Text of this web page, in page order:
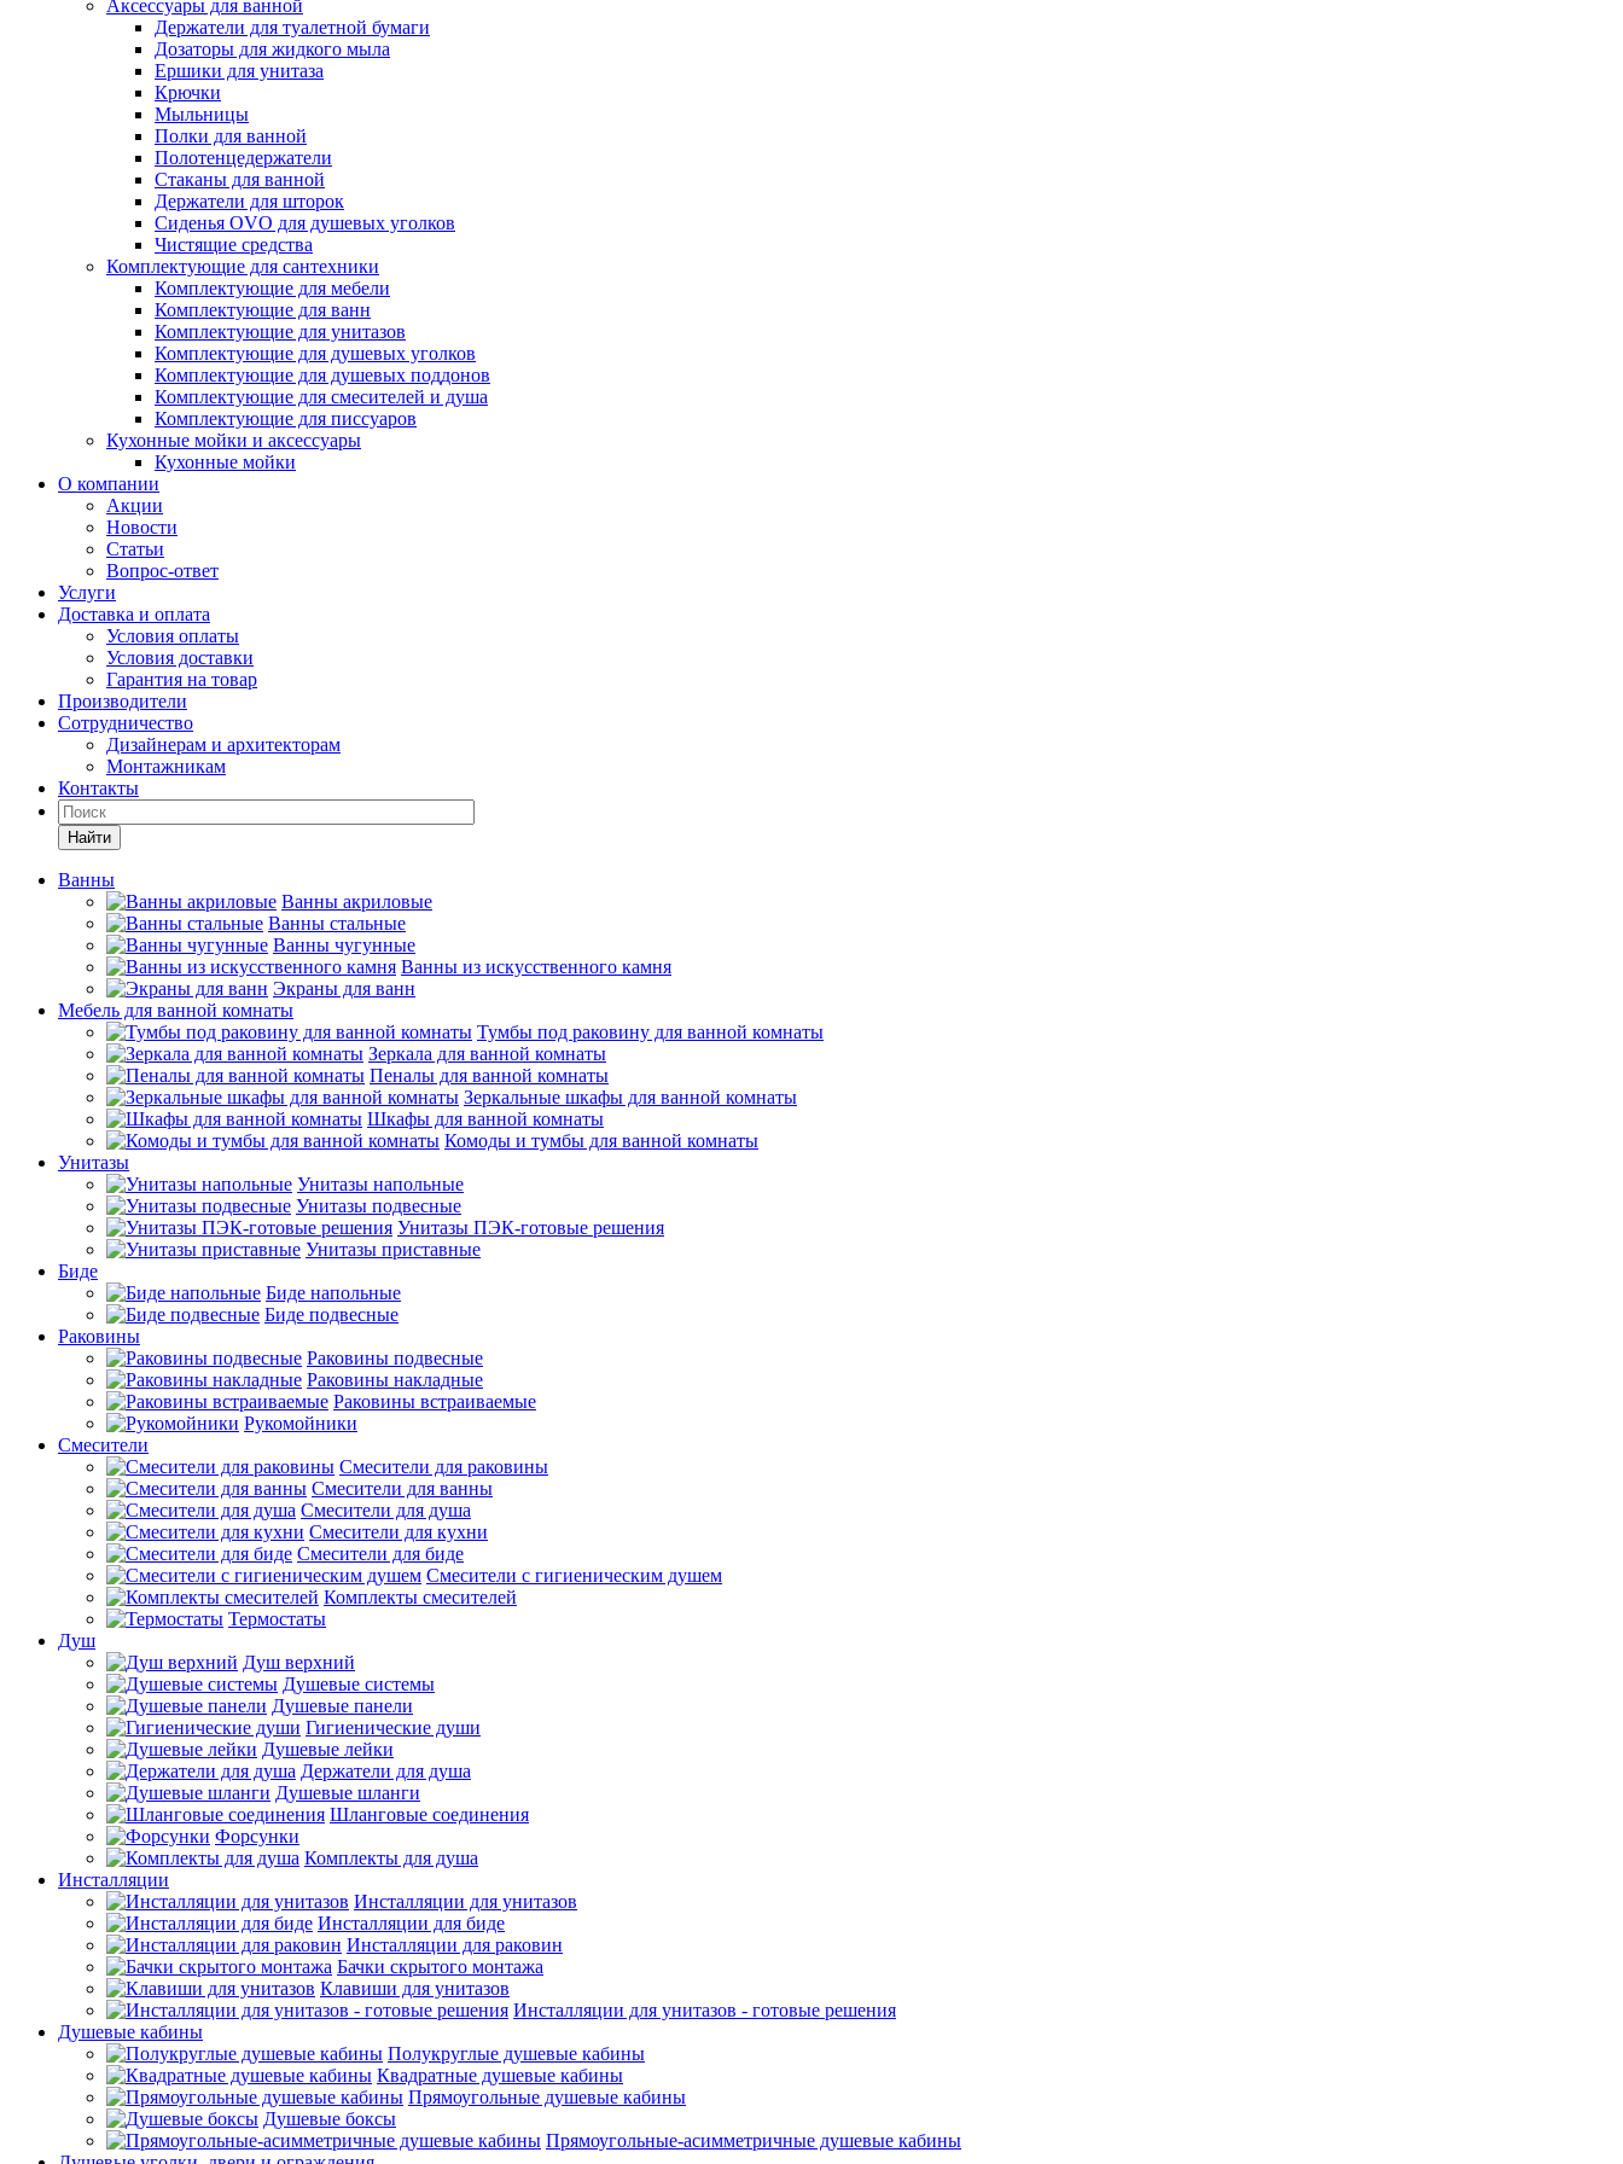
Аксессуары для ванной
Держатели для туалетной бумаги
Дозаторы для жидкого мыла
Ершики для унитаза
Крючки
Мыльницы
Полки для ванной
Полотенцедержатели
Стаканы для ванной
Держатели для шторок
Сиденья OVO для душевых уголков
Чистящие средства
Комплектующие для сантехники
Комплектующие для мебели
Комплектующие для ванн
Комплектующие для унитазов
Комплектующие для душевых уголков
Комплектующие для душевых поддонов
Комплектующие для смесителей и душа
Комплектующие для писсуаров
Кухонные мойки и аксессуары
Кухонные мойки
О компании
Акции
Новости
Статьи
Вопрос-ответ
Услуги
Доставка и оплата
Условия оплаты
Условия доставки
Гарантия на товар
Производители
Сотрудничество
Дизайнерам и архитекторам
Монтажникам
Контакты
Найти
Ванны
Ванны акриловые
Ванны стальные
Ванны чугунные
Ванны из искусственного камня
Экраны для ванн
Мебель для ванной комнаты
Тумбы под раковину для ванной комнаты
Зеркала для ванной комнаты
Пеналы для ванной комнаты
Зеркальные шкафы для ванной комнаты
Шкафы для ванной комнаты
Комоды и тумбы для ванной комнаты
Унитазы
Унитазы напольные
Унитазы подвесные
Унитазы ПЭК-готовые решения
Унитазы приставные
Биде
Биде напольные
Биде подвесные
Раковины
Раковины подвесные
Раковины накладные
Раковины встраиваемые
Рукомойники
Смесители
Смесители для раковины
Смесители для ванны
Смесители для душа
Смесители для кухни
Смесители для биде
Смесители с гигиеническим душем
Комплекты смесителей
Термостаты
Душ
Душ верхний
Душевые системы
Душевые панели
Гигиенические души
Душевые лейки
Держатели для душа
Душевые шланги
Шланговые соединения
Форсунки
Комплекты для душа
Инсталляции
Инсталляции для унитазов
Инсталляции для биде
Инсталляции для раковин
Бачки скрытого монтажа
Клавиши для унитазов
Инсталляции для унитазов - готовые решения
Душевые кабины
Полукруглые душевые кабины
Квадратные душевые кабины
Прямоугольные душевые кабины
Душевые боксы
Прямоугольные-асимметричные душевые кабины